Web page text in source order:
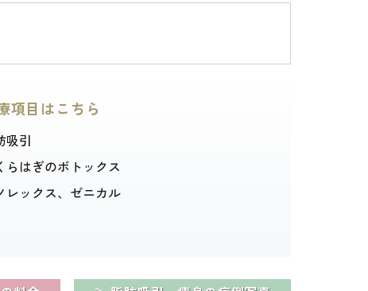
項目はこちら
吸引
らはぎのボトックス
レックス、ゼニカル